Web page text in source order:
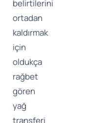
belirtilerini
ortadan
kaldırmak
için
oldukça
rağbet
gören
yağ
transferi